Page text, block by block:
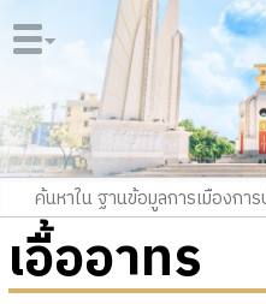
เอื้ออาทร